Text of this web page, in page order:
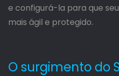
e configurá-la para que
mais ágil e protegido.
O surgimento do